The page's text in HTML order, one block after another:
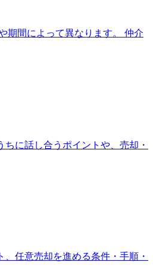
期間によって異なります。 仲介
に話し合うポイントや、売却・
任意売却を進める条件・手順・